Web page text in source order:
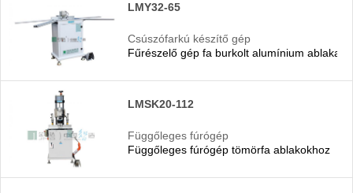
LMY32-65
Csúszófarkú készítő gép
Fűrészelő gép fa burkolt alumínium
LMSK20-112
Függőleges fúrógép
Függőleges fúrógép tömörfa ablakokhoz